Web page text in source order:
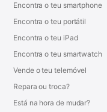
Encontra o teu smartphone
Encontra o teu portátil
Encontra o teu iPad
Encontra o teu smartwatch
Vende o teu telemóvel
Repara ou troca?
Está na hora de mudar?